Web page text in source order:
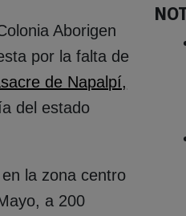
Aborigen
por la falta de
de Napalpí,
del estado
la zona centro
a 200